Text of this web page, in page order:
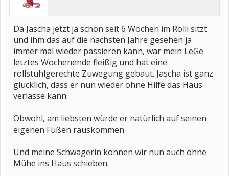
Da Jascha jetzt ja schon seit 6 Wochen im Rolli sitzt
und ihm das auf die nächsten Jahre gesehen ja
immer mal wieder passieren kann, war mein LeGe
letztes Wochenende fleißig und hat eine
rollstuhlgerechte Zuwegung gebaut. Jascha ist ganz
glücklich, dass er nun wieder ohne Hilfe das Haus
verlasse kann.
Obwohl, am liebsten würde er natürlich auf seinen
eigenen Füßen rauskommen.
Und meine Schwägerin können wir nun auch ohne
Mühe ins Haus schieben.